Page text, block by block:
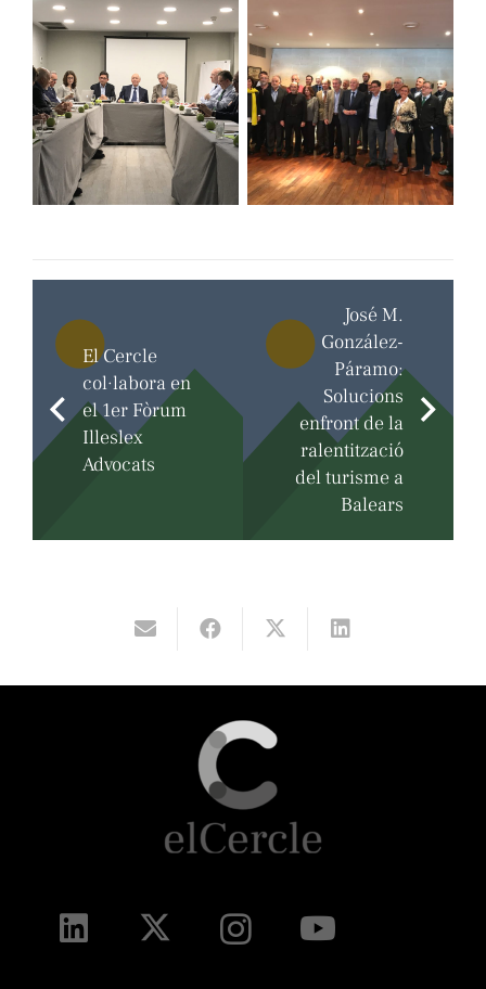
El Cercle
col·labora en
el 1er Fòrum
Illeslex
Advocats
José M.
González-
Páramo:
Solucions
enfront de la
ralentització
del turisme a
Balears